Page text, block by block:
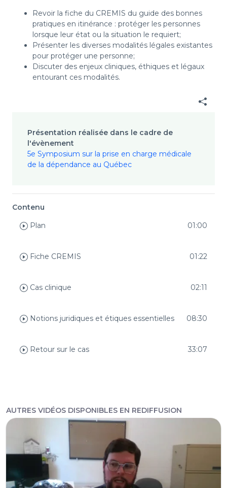
Revoir la fiche du CREMIS du guide des bonnes
pratiques en itinérance : protéger les personnes
lorsque leur état ou la situation le requiert;
Présenter les diverses modalités légales existantes
pour protéger une personne;
Discuter des enjeux cliniques, éthiques et légaux
entourant ces modalités.
Présentation réalisée dans le cadre de
l'évènement
5e Symposium sur la prise en charge médicale
de la dépendance au Québec
Contenu
Plan
01:00
Fiche CREMIS 01:22
Cas clinique 02:11
Notions juridiques et étiques essentielles 08:30
Retour sur le cas 33:07
AUTRES VIDÉOS DISPONIBLES EN REDIFFUSION